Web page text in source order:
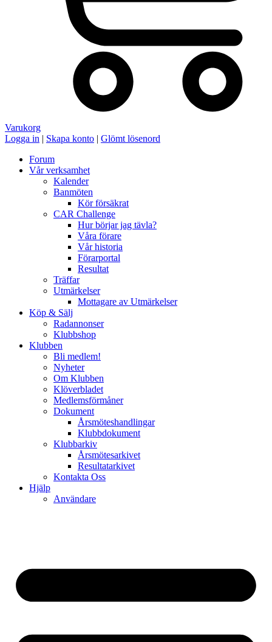
Varukorg
Logga in | Skapa konto | Glömt lösenord
Forum
Vår verksamhet
Kalender
Banmöten
Kör försäkrat
CAR Challenge
Hur börjar jag tävla?
Våra förare
Vår historia
Förarportal
Resultat
Träffar
Utmärkelser
Mottagare av Utmärkelser
Köp & Sälj
Radannonser
Klubbshop
Klubben
Bli medlem!
Nyheter
Om Klubben
Klöverbladet
Medlemsförmåner
Dokument
Årsmöteshandlingar
Klubbdokument
Klubbarkiv
Årsmötesarkivet
Resultatarkivet
Kontakta Oss
Hjälp
Användare